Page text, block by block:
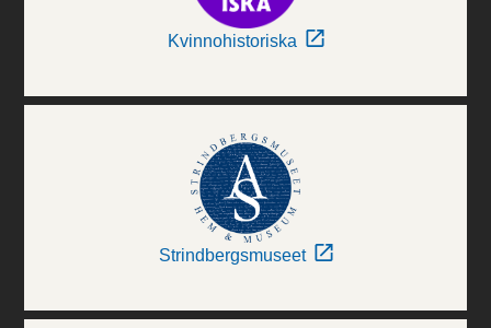
Kvinnohistoriska
Strindbergsmuseet